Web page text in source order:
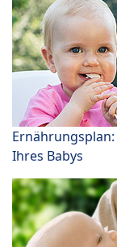
Ihres Babys